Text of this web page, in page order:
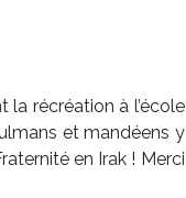
la récréation à l’école
et mandéens y
en Irak ! Merci